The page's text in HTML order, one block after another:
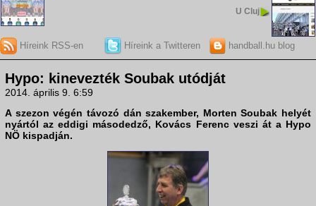
U Cluj
Híreink RSS-en Híreink a Twitteren handball.hu blog
Hypo: kinevezték Soubak utódját
2014. április 9. 6:59
A szezon végén távozó dán szakember, Morten Soubak helyét
nyártól az eddigi másodedző, Kovács Ferenc veszi át a Hypo
NÖ kispadján.